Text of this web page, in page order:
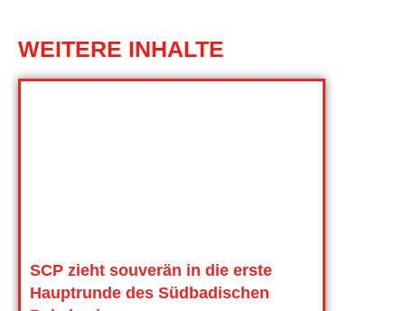
WEITERE INHALTE
SCP zieht souverän in die erste
Hauptrunde des Südbadischen